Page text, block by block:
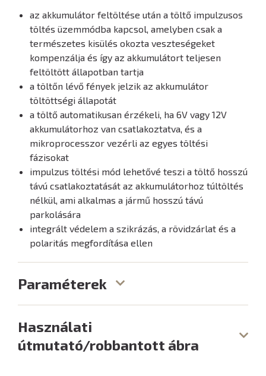
az akkumulátor feltöltése után a töltő impulzusos
töltés üzemmódba kapcsol, amelyben csak a
természetes kisülés okozta veszteségeket
kompenzálja és így az akkumulátort teljesen
feltöltött állapotban tartja
a töltőn lévő fények jelzik az akkumulátor
töltöttségi állapotát
a töltő automatikusan érzékeli, ha 6V vagy 12V
akkumulátorhoz van csatlakoztatva, és a
mikroprocesszor vezérli az egyes töltési
fázisokat
impulzus töltési mód lehetővé teszi a töltő hosszú
távú csatlakoztatását az akkumulátorhoz túltöltés
nélkül, ami alkalmas a jármű hosszú távú
parkolására
integrált védelem a szikrázás, a rövidzárlat és a
polaritás megfordítása ellen
Paraméterek
Használati
útmutató/robbantott ábra